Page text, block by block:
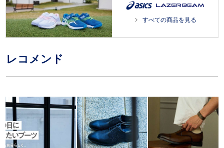
すべての商品を見る
レコメンド